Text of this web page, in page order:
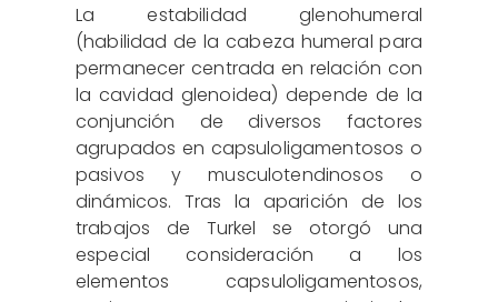
La estabilidad glenohumeral
(habilidad de la cabeza humeral para
permanecer centrada en relación con
la cavidad glenoidea) depende de la
conjunción de diversos factores
agrupados en capsuloligamentosos o
pasivos y musculotendinosos o
dinámicos. Tras la aparición de los
trabajos de Turkel se otorgó una
especial consideración a los
elementos capsuloligamentosos,